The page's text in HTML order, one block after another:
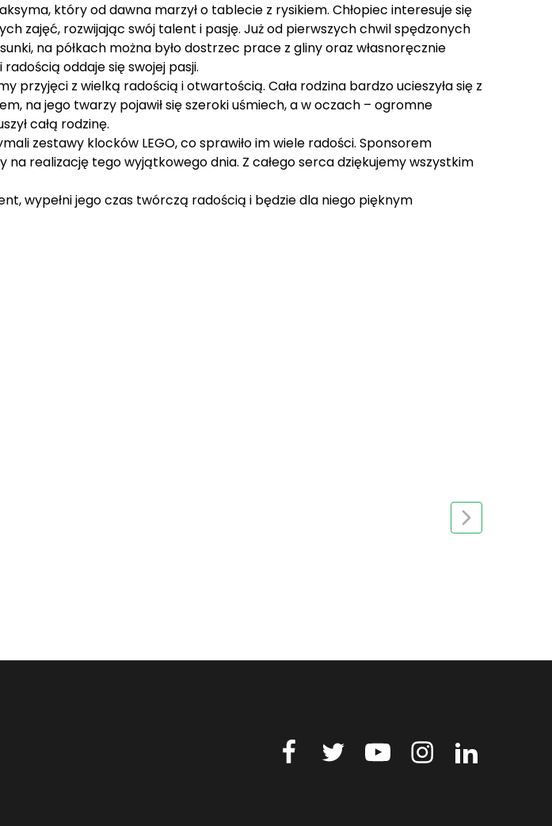
który od dawna marzył o tablecie z rysikiem. Chłopiec interesuje się
zajęć, rozwijając swój talent i pasję. Już od pierwszych chwil spędzonych
na półkach można było dostrzec prace z gliny oraz własnoręcznie
oddaje się swojej pasji.
przyjęci z wielką radością i otwartością. Cała rodzina bardzo ucieszyła się z
na jego twarzy pojawił się szeroki uśmiech, a w oczach – ogromne
całą rodzinę.
zestawy klocków LEGO, co sprawiło im wiele radości. Sponsorem
realizację tego wyjątkowego dnia. Z całego serca dziękujemy wszystkim
wypełni jego czas twórczą radością i będzie dla niego pięknym